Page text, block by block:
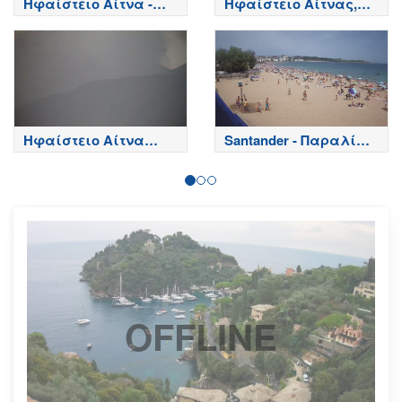
Κορυφή κρατήρων,
Βόρεια πλευρά - Etna
Ηφαίστειο Αίτνα
Τώρα
Santander - Παραλία
Playa del Sardinero -
OFFLINE